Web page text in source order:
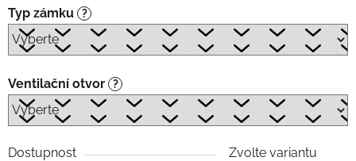
Typ zámku ?
Ventilační otvor ?
Dostupnost
Zvolte variantu